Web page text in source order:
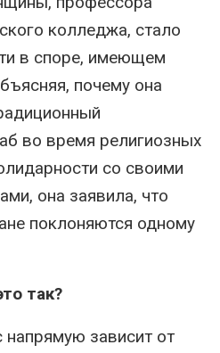
колледжа, стало
в споре, имеющем
почему она
во время религиозных
со своими
она заявила, что
поклоняются одному
так?
напрямую зависит от